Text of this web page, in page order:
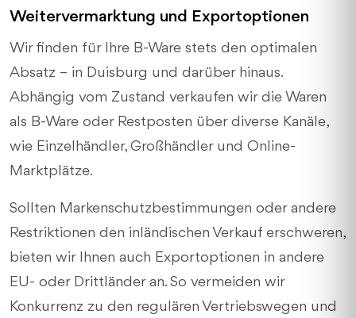
Weitervermarktung und Exportoptionen
Wir finden für Ihre B-Ware stets den optimalen
Absatz – in Duisburg und darüber hinaus.
Abhängig vom Zustand verkaufen wir die Waren
als B-Ware oder Restposten über diverse Kanäle,
wie Einzelhändler, Großhändler und Online-
Marktplätze.
Sollten Markenschutzbestimmungen oder andere
Restriktionen den inländischen Verkauf erschweren,
bieten wir Ihnen auch Exportoptionen in andere
EU- oder Drittländer an. So vermeiden wir
Konkurrenz zu den regulären Vertriebswegen und